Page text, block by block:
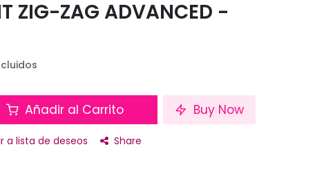
ZIG-ZAG ADVANCED -
Añadir al Carrito Buy Now
a lista de deseos Share